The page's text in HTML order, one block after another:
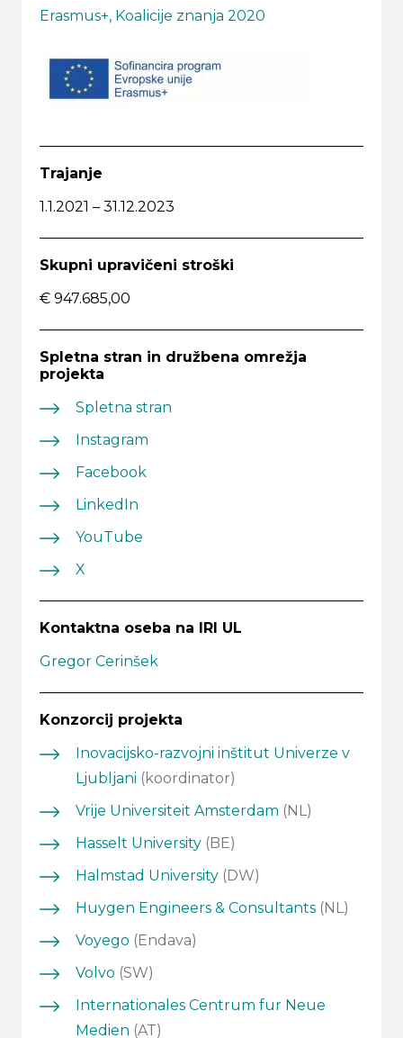
Erasmus+, Koalicije znanja 2020
Trajanje
1.1.2021 – 31.12.2023
Skupni upravičeni stroški
€ 947.685,00
Spletna stran in družbena omrežja
projekta
Spletna stran
Instagram
Facebook
LinkedIn
YouTube
X
Kontaktna oseba na IRI UL
Gregor Cerinšek
Konzorcij projekta
Inovacijsko-razvojni inštitut Univerze v
Ljubljani (koordinator)
Vrije Universiteit Amsterdam (NL)
Hasselt University (BE)
Halmstad University (DW)
Huygen Engineers & Consultants (NL)
Voyego (Endava)
Volvo (SW)
Internationales Centrum fur Neue
Medien (AT)